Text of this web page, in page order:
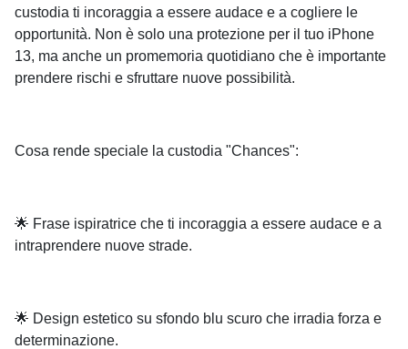
custodia ti incoraggia a essere audace e a cogliere le
opportunità. Non è solo una protezione per il tuo iPhone
13, ma anche un promemoria quotidiano che è importante
prendere rischi e sfruttare nuove possibilità.
Cosa rende speciale la custodia "Chances":
🌟 Frase ispiratrice che ti incoraggia a essere audace e a
intraprendere nuove strade.
🌟 Design estetico su sfondo blu scuro che irradia forza e
determinazione.